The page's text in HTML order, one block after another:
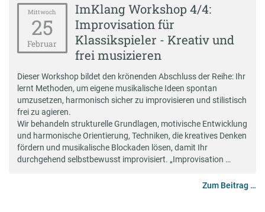
Mittwoch
25
Februar
ImKlang Workshop 4/4:
Improvisation für
Klassikspieler - Kreativ und
frei musizieren
Dieser Workshop bildet den krönenden Abschluss der Reihe: Ihr
lernt Methoden, um eigene musikalische Ideen spontan
umzusetzen, harmonisch sicher zu improvisieren und stilistisch
frei zu agieren.
Wir behandeln strukturelle Grundlagen, motivische Entwicklung
und harmonische Orientierung, Techniken, die kreatives Denken
fördern und musikalische Blockaden lösen, damit Ihr
durchgehend selbstbewusst improvisiert. „Improvisation …
Zum Beitrag …